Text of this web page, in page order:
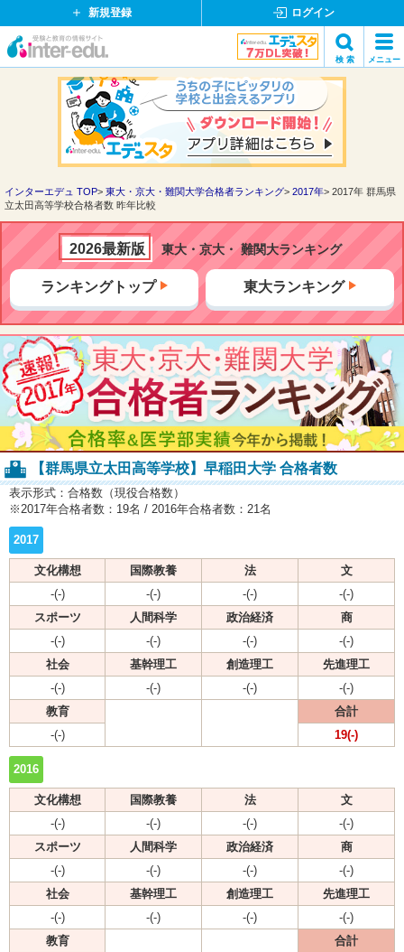
新規登録 ログイン
イ
ド
ッ
ト
検 索 メニュー
検索
インターエデュ TOP 東大・京大・難関大学合格者ランキング 2017年
2017年 群馬県
立太田高等学校合格者数 昨年比較
2026最新版 東大・京大・ 難関大ランキング
ランキングトップ 東大ランキング
【群馬県立太田高等学校】早稲田大学 合格者数
表示形式：合格数（現役合格数）
※2017年合格者数：19名 / 2016年合格者数：21名
2017
文化構想 国際教養 法
文
-(-)
-(-) -(-)
-(-)
スポーツ
人間科学 政治経済
商
-(-)
-(-) -(-)
-(-)
社会
基幹理工 創造理工
先進理工
-(-)
-(-) -(-)
-(-)
教育
合計
-(-)
19(-)
2016
文化構想 国際教養 法
文
-(-)
-(-) -(-)
-(-)
スポーツ
人間科学 政治経済
商
-(-)
-(-) -(-)
-(-)
社会
基幹理工 創造理工
先進理工
-(-)
-(-) -(-)
-(-)
教育
合計